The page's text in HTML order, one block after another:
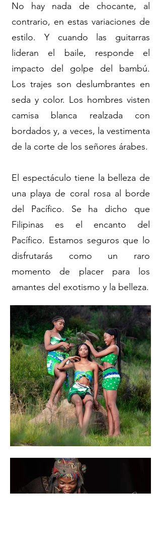
No hay nada de chocante, al
contrario, en estas variaciones de
estilo. Y cuando las guitarras
lideran el baile, responde el
impacto del golpe del bambú.
Los trajes son deslumbrantes en
seda y color. Los hombres visten
camisa blanca realzada con
bordados y, a veces, la vestimenta
de la corte de los señores árabes.
El espectáculo tiene la belleza de
una playa de coral rosa al borde
del Pacífico. Se ha dicho que
Filipinas es el encanto del
Pacífico. Estamos seguros que lo
disfrutarás como un raro
momento de placer para los
amantes del exotismo y la belleza.